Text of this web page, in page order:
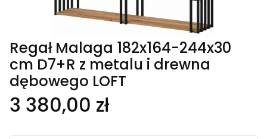
Regał Malaga 182x164-244x30
cm D7+R z metalu i drewna
dębowego LOFT
3 380,00 zł